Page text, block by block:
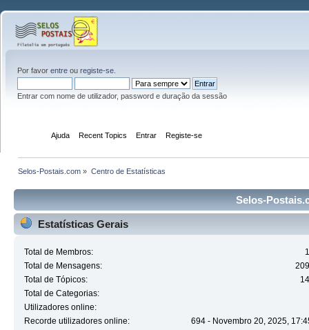
Por favor entre ou registe-se
Entrar com nome de utilizador, password e duração da sessão
Ajuda Recent Topics Entrar Registe-se
Selos-Postais.com » Centro de Estatísticas
Selos-
Estatísticas Gerais
Total de Membros:
Total de Mensagens:
Total de Tópicos:
Total de Categorias:
Utilizadores online:
Recorde utilizadores online:
694 - Novembro 20, 2025,